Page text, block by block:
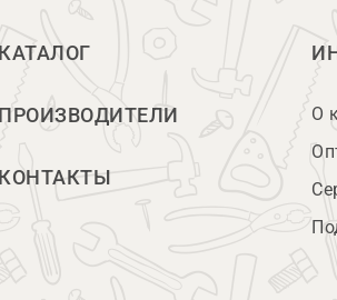
КАТАЛОГ
ПРОИЗВОДИТЕЛИ
КОНТАКТЫ
О